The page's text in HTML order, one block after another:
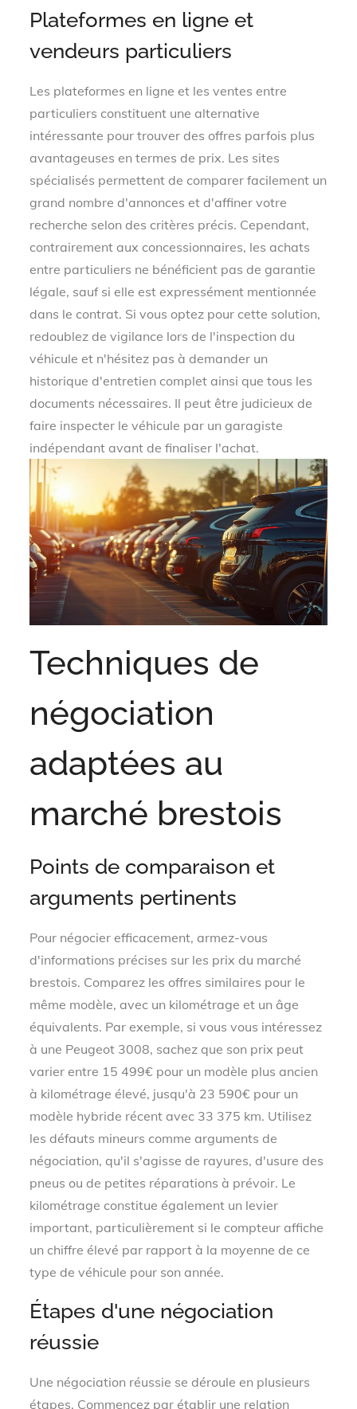
Plateformes en ligne et
vendeurs particuliers
Les plateformes en ligne et les ventes entre
particuliers constituent une alternative
intéressante pour trouver des offres parfois plus
avantageuses en termes de prix. Les sites
spécialisés permettent de comparer facilement un
grand nombre d'annonces et d'affiner votre
recherche selon des critères précis. Cependant,
contrairement aux concessionnaires, les achats
entre particuliers ne bénéficient pas de garantie
légale, sauf si elle est expressément mentionnée
dans le contrat. Si vous optez pour cette solution,
redoublez de vigilance lors de l'inspection du
véhicule et n'hésitez pas à demander un
historique d'entretien complet ainsi que tous les
documents nécessaires. Il peut être judicieux de
faire inspecter le véhicule par un garagiste
indépendant avant de finaliser l'achat.
Techniques de
négociation
adaptées au
marché brestois
Points de comparaison et
arguments pertinents
Pour négocier efficacement, armez-vous
d'informations précises sur les prix du marché
brestois. Comparez les offres similaires pour le
même modèle, avec un kilométrage et un âge
équivalents. Par exemple, si vous vous intéressez
à une Peugeot 3008, sachez que son prix peut
varier entre 15 499€ pour un modèle plus ancien
à kilométrage élevé, jusqu'à 23 590€ pour un
modèle hybride récent avec 33 375 km. Utilisez
les défauts mineurs comme arguments de
négociation, qu'il s'agisse de rayures, d'usure des
pneus ou de petites réparations à prévoir. Le
kilométrage constitue également un levier
important, particulièrement si le compteur affiche
un chiffre élevé par rapport à la moyenne de ce
type de véhicule pour son année.
Étapes d'une négociation
réussie
Une négociation réussie se déroule en plusieurs
étapes. Commencez par établir une relation